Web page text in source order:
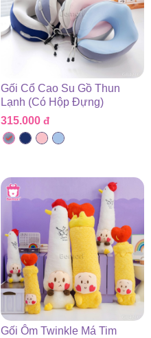
Gối Cổ Cao Su Gồ Thun
Lạnh (Có Hộp Đựng)
315.000 đ
Gối Ôm Twinkle Má Tim